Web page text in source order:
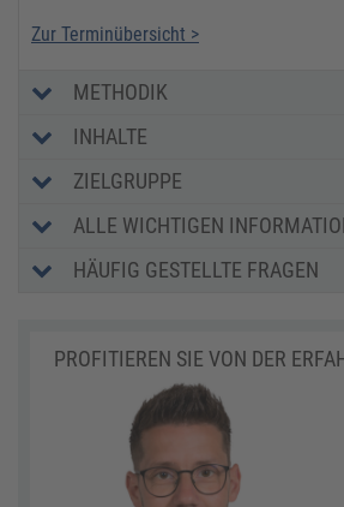
Zur Terminübersicht >
METHODIK
INHALTE
ZIELGRUPPE
ALLE WICHTIGEN
HÄUFIG GESTELLTE FRAGEN
PROFITIEREN SIE VON DER